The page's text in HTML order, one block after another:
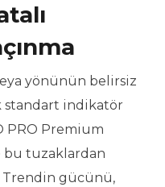
yönünün belirsiz
indikatör
PRO Premium
bu tuzaklardan
Trendin gücünü,